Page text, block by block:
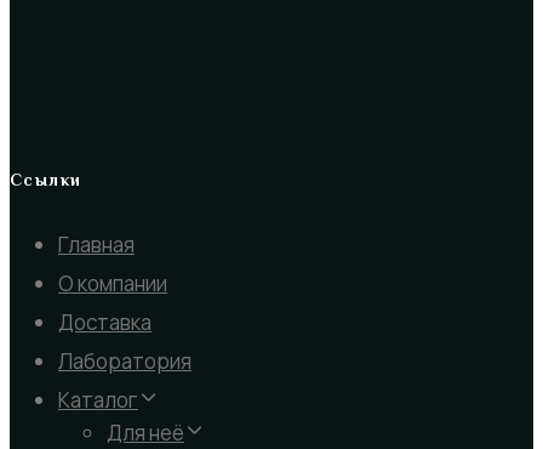
Ссылки
Главная
О компании
Доставка
Лаборатория
Каталог
Для неё